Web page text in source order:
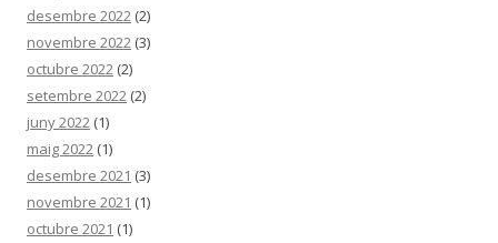
desembre 2022 (2)
novembre 2022 (3)
octubre 2022 (2)
setembre 2022 (2)
juny 2022 (1)
maig 2022 (1)
desembre 2021 (3)
novembre 2021 (1)
octubre 2021 (1)